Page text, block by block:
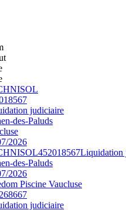
judiciaire
des-Paluds
2026
452018567Liquidation
des-Paluds
2026
Piscine Vaucluse
judiciaire